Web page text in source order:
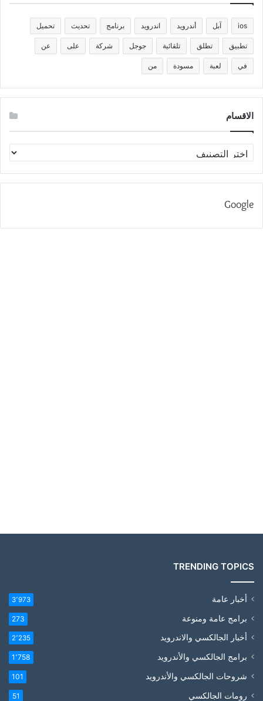
ios آبل أندرويد اندرويد برنامج تحديث تحميل
تطبيق تطلق تلقائية جوجل شركة على عن
في لعبة مسودة من
الاقسام
الاقسام
Google
TRENDING TOPICS
أخبار عامة 3٬973
برامج عامة ومنوعة 273
أخبار الجالكسي والاندرويد 2٬235
برامج الجالكسي والأندرويد 1٬758
شروحات الجالكسي والأندرويد 101
رومات الجالكسي 51